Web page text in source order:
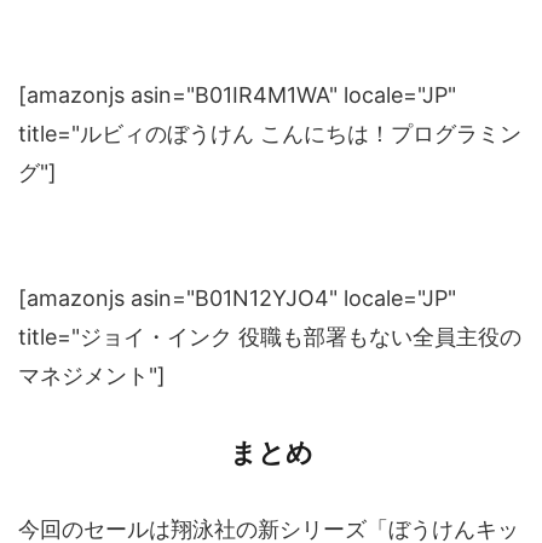
[amazonjs asin="B01IR4M1WA" locale="JP"
title="ルビィのぼうけん こんにちは！プログラミン
グ"]
[amazonjs asin="B01N12YJO4" locale="JP"
title="ジョイ・インク 役職も部署もない全員主役の
マネジメント"]
まとめ
今回のセールは翔泳社の新シリーズ「ぼうけんキッ